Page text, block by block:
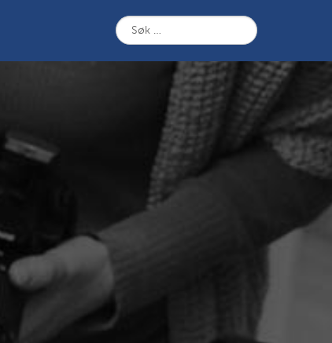
Søk
etter: